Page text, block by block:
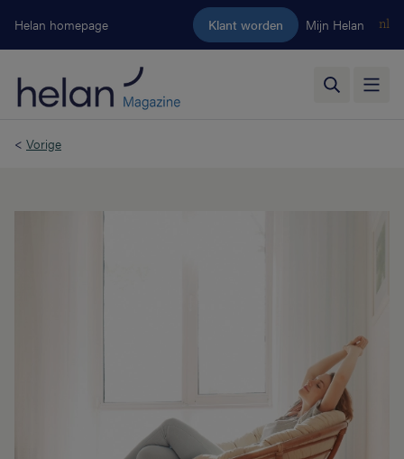
Ga naar de hoofdinhoud
Helan homepage Klant worden Mijn Helan nl
< Vorige